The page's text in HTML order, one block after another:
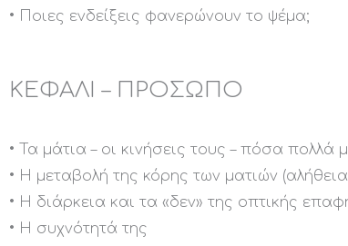
• Ποιες ενδείξεις φανερώνουν το ψέμα;
ΚΕΦΑΛΙ – ΠΡΟΣΩΠΟ
• Τα μάτια – οι κινήσεις τους – πόσα
• Η μεταβολή της κόρης των ματιών
• Η διάρκεια και τα «δεν» της οπτικής
• Η συχνότητά της